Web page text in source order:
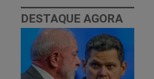
DESTAQUE AGORA